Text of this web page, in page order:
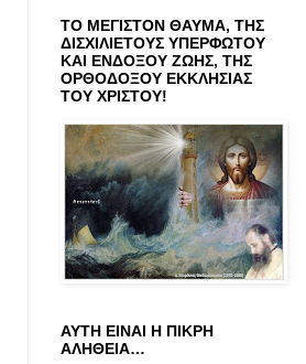
ΤΟ ΜΕΓΙΣΤΟΝ ΘΑΥΜΑ, ΤΗΣ
ΔΙΣΧΙΛΙΕΤΟΥΣ ΥΠΕΡΦΩΤΟΥ
ΚΑΙ ΕΝΔΟΞΟΥ ΖΩΗΣ, ΤΗΣ
ΟΡΘΟΔΟΞΟΥ ΕΚΚΛΗΣΙΑΣ
ΤΟΥ ΧΡΙΣΤΟΥ!
ΑΥΤΗ ΕΙΝΑΙ Η ΠΙΚΡΗ
ΑΛΗΘΕΙΑ…